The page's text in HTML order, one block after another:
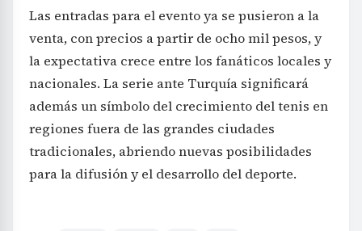
Las entradas para el evento ya se pusieron a la
venta, con precios a partir de ocho mil pesos, y
la expectativa crece entre los fanáticos locales y
nacionales. La serie ante Turquía significará
además un símbolo del crecimiento del tenis en
regiones fuera de las grandes ciudades
tradicionales, abriendo nuevas posibilidades
para la difusión y el desarrollo del deporte.